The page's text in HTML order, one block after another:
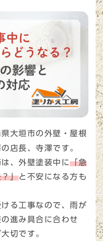
大垣市の外壁・屋根
店長、寺澤です。
、外壁塗装中に「急
」と不安になる方も
る工事なので、雨が
進み具合に合わせ
切です。